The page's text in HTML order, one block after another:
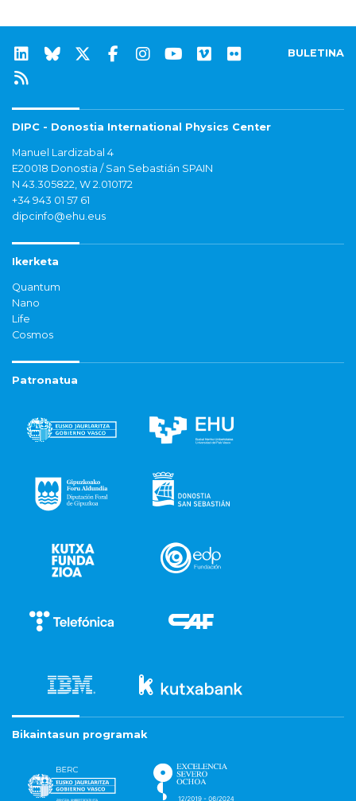
BULETINA
DIPC - Donostia International Physics Center
Manuel Lardizabal 4
E20018 Donostia / San Sebastián SPAIN
N 43.305822, W 2.010172
+34 943 01 57 61
dipcinfo@ehu.eus
Ikerketa
Quantum
Nano
Life
Cosmos
Patronatua
Bikaintasun programak